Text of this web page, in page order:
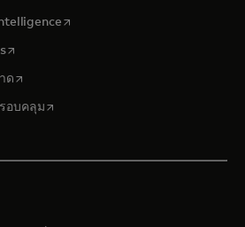
opens in a new tab
opens in a new tab
ด opens in a new tab
อบคลุมopens in a new tab